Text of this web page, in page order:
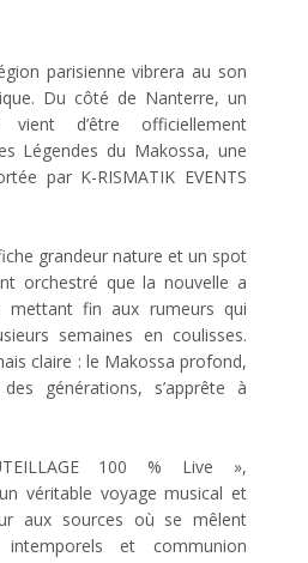
parisienne vibrera au son
Du côté de Nanterre, un
vient d’être officiellement
Légendes du Makossa, une
par K-RISMATIK EVENTS
grandeur nature et un spot
orchestré que la nouvelle a
mettant fin aux rumeurs qui
semaines en coulisses.
claire : le Makossa profond,
générations, s’apprête à
100 % Live »,
véritable voyage musical et
aux sources où se mêlent
intemporels et communion